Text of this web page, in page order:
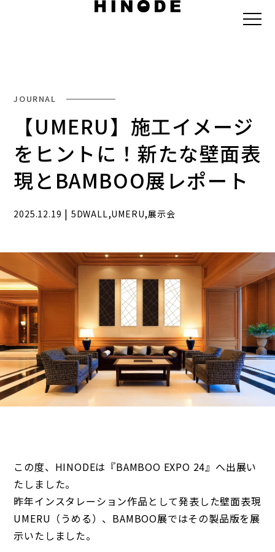
JOURNAL
【UMERU】施工イメージ
をヒントに！新たな壁面表
現とBAMBOO展レポート
2025.12.19 | 5DWALL,UMERU,展示会
この度、HINODEは『BAMBOO EXPO 24』へ出展い
たしました。
昨年インスタレーション作品として発表した壁面表現
UMERU（うめる）、BAMBOO展ではその製品版を展
示いたしました。